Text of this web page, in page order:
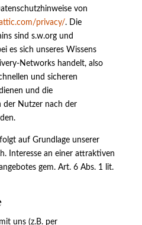
von
privacy/. Die
sind s.w.org und
es sich unseres Wissens
Networks handelt, also
und sicheren
und die
der Nutzer nach der
auf Grundlage unserer
Interesse an einer attraktiven
gem. Art. 6 Abs. 1 lit.
uns (z.B. per